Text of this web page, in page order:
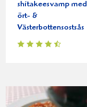
shitakeesvamp med
ört- &
Västerbottensostsås